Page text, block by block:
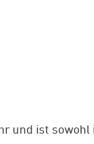
und ist sowohl